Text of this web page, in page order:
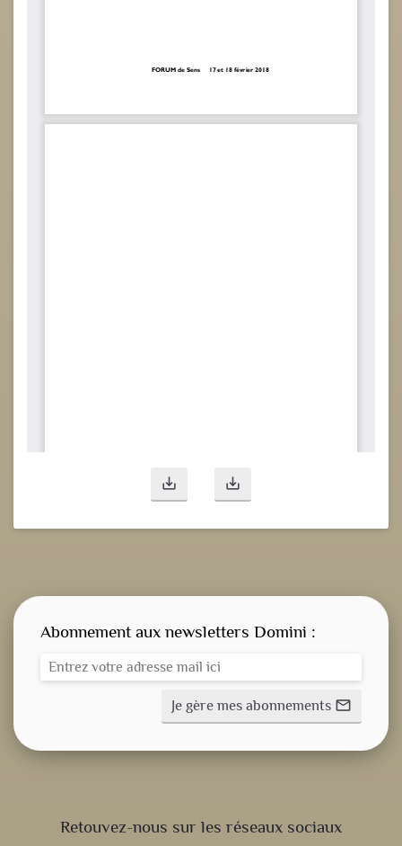
save_alt save_alt
Retouvez-nous sur les réseaux sociaux
Abonnement aux newsletters Domini :
Je gère mes abonnements mail_outline